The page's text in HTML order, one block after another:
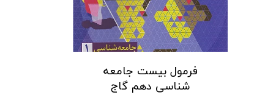
فرمول بیست جامعه
شناسی دهم گاج